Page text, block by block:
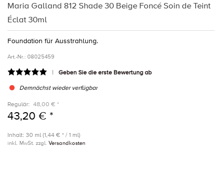
Maria Galland 812 Shade 30 Beige Foncé Soin de Teint
Éclat 30ml
Foundation für Ausstrahlung.
Art.-Nr.: 08025459
Geben Sie die erste Bewertung ab
Demnächst wieder verfügbar
Regulär: 48,00 € *
43,20 € *
Inhalt: 30 ml (1,44 € * / 1 ml)
inkl. MwSt. zzgl. Versandkosten